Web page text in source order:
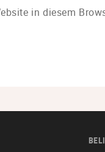
in diesem